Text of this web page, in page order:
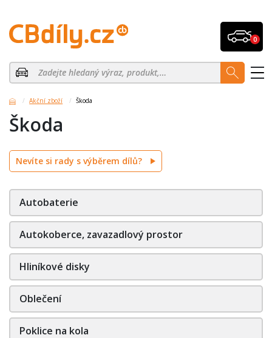
0
Akční zboží Škoda
Škoda
Nevíte si rady s výběrem dílů?
Autobaterie
Autokoberce, zavazadlový prostor
Hliníkové disky
Oblečení
Poklice na kola